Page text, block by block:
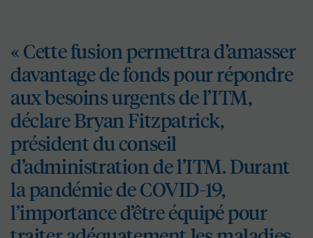
« Cette fusion permettra d’amasser
davantage de fonds pour répondre
aux besoins urgents de l’ITM,
déclare Bryan Fitzpatrick,
président du conseil
d’administration de l’ITM. Durant
la pandémie de COVID-19,
l’importance d’être équipé pour